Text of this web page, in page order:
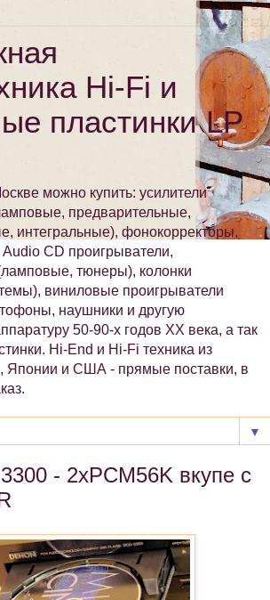
Hi-Fi и
пластинки LP
можно купить: усилители
предварительные,
интегральные), фонокорректоры,
CD проигрыватели,
тюнеры), колонки
виниловые проигрыватели
наушники и другую
50-90-х годов XX века, а так
Hi-End и Hi-Fi техника из
Японии и США - прямые поставки, в
▼
- 2xPCM56K вкупе с